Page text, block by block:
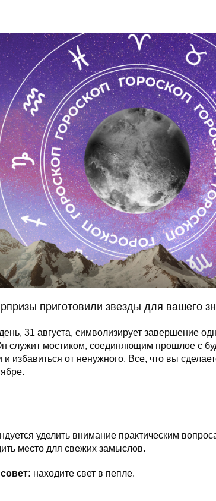
приготовили звезды для вашего
31 августа, символизирует завершение
служит мостиком, соединяющим прошлое с
и избавиться от ненужного. Все, что вы
уделить внимание практическим
место для свежих замыслов.
находите свет в пепле.